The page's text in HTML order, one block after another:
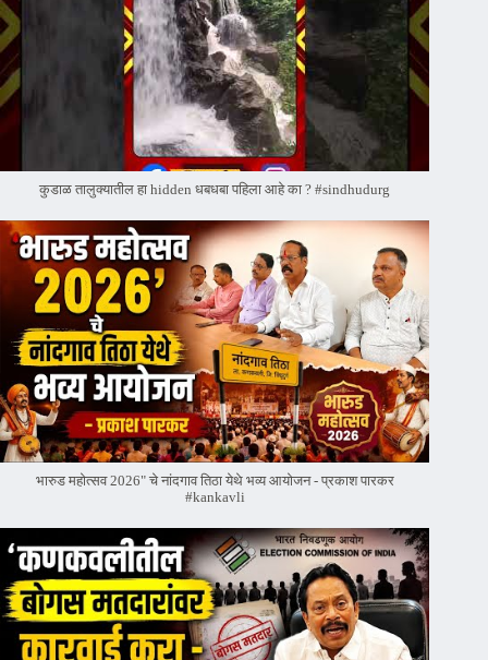
कुडाळ तालुक्यातील हा hidden धबधबा पहिला आहे का ? #sindhudurg
भारुड महोत्सव 2026" चे नांदगाव तिठा येथे भव्य आयोजन - प्रकाश पारकर
#kankavli